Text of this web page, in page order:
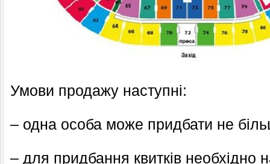
Умови продажу наступні:
– одна особа може придбати не
– для придбання квитків необхідно